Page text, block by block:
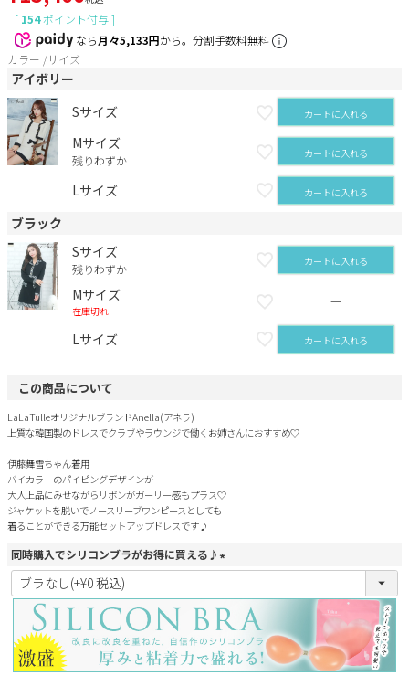
[ 154ポイント付与 ]
なら月々5,133円から。分割手数料無料
カラー サイズ
アイボリー
Sサイズ
カートに入れる
Mサイズ
残りわずか カートに入れる
Lサイズ カートに入れる
ブラック
Sサイズ
残りわずか カートに入れる
Mサイズ
在庫切れ
—
Lサイズ カートに入れる
この商品について
LaLaTulleオリジナルブランドAnella(アネラ)
上質な韓国製のドレスでクラブやラウンジで働くお姉さんにおすすめ♡
伊藤舞雪ちゃん着用
バイカラーのパイピングデザインが
大人上品にみせながらリボンがガーリー感もプラス♡
ジャケットを脱いでノースリーブワンピースとしても
着ることができる万能セットアップドレスです♪
同時購入でシリコンブラがお得に買える♪
(
須
)